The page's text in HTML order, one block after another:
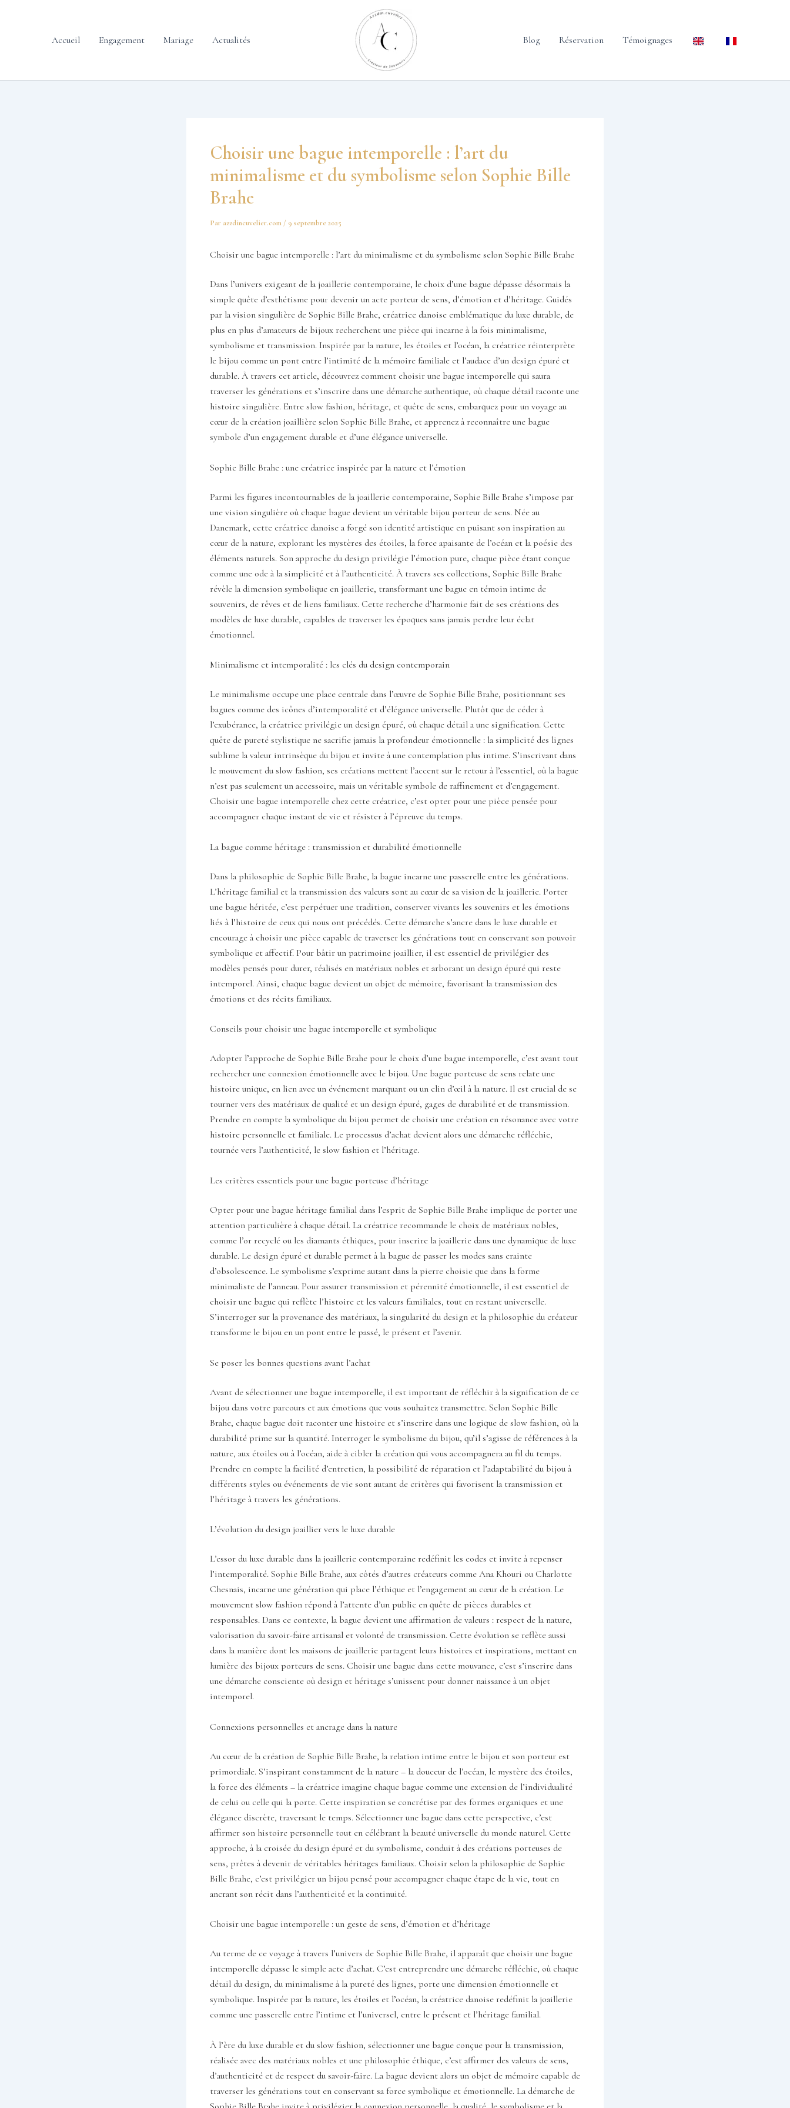
Accueil Engagement Mariage Actualités Blog Réservation Témoignages
Choisir une bague intemporelle : l’art du
minimalisme et du symbolisme selon Sophie Bille
Brahe
Par azzdincuvelier.com / 9 septembre 2025
Choisir une bague intemporelle : l’art du minimalisme et du symbolisme selon Sophie Bille Brahe
Dans l’univers exigeant de la joaillerie contemporaine, le choix d’une bague dépasse désormais la
simple quête d’esthétisme pour devenir un acte porteur de sens, d’émotion et d’héritage. Guidés
par la vision singulière de Sophie Bille Brahe, créatrice danoise emblématique du luxe durable, de
plus en plus d’amateurs de bijoux recherchent une pièce qui incarne à la fois minimalisme,
symbolisme et transmission. Inspirée par la nature, les étoiles et l’océan, la créatrice réinterprète
le bijou comme un pont entre l’intimité de la mémoire familiale et l’audace d’un design épuré et
durable. À travers cet article, découvrez comment choisir une bague intemporelle qui saura
traverser les générations et s’inscrire dans une démarche authentique, où chaque détail raconte une
histoire singulière. Entre slow fashion, héritage, et quête de sens, embarquez pour un voyage au
cœur de la création joaillière selon Sophie Bille Brahe, et apprenez à reconnaître une bague
symbole d’un engagement durable et d’une élégance universelle.
Sophie Bille Brahe : une créatrice inspirée par la nature et l’émotion
Parmi les figures incontournables de la joaillerie contemporaine, Sophie Bille Brahe s’impose par
une vision singulière où chaque bague devient un véritable bijou porteur de sens. Née au
Danemark, cette créatrice danoise a forgé son identité artistique en puisant son inspiration au
cœur de la nature, explorant les mystères des étoiles, la force apaisante de l’océan et la poésie des
éléments naturels. Son approche du design privilégie l’émotion pure, chaque pièce étant conçue
comme une ode à la simplicité et à l’authenticité. À travers ses collections, Sophie Bille Brahe
révèle la dimension symbolique en joaillerie, transformant une bague en témoin intime de
souvenirs, de rêves et de liens familiaux. Cette recherche d’harmonie fait de ses créations des
modèles de luxe durable, capables de traverser les époques sans jamais perdre leur éclat
émotionnel.
Minimalisme et intemporalité : les clés du design contemporain
Le minimalisme occupe une place centrale dans l’œuvre de Sophie Bille Brahe, positionnant ses
bagues comme des icônes d’intemporalité et d’élégance universelle. Plutôt que de céder à
l’exubérance, la créatrice privilégie un design épuré, où chaque détail a une signification. Cette
quête de pureté stylistique ne sacrifie jamais la profondeur émotionnelle : la simplicité des lignes
sublime la valeur intrinsèque du bijou et invite à une contemplation plus intime. S’inscrivant dans
le mouvement du slow fashion, ses créations mettent l’accent sur le retour à l’essentiel, où la bague
n’est pas seulement un accessoire, mais un véritable symbole de raffinement et d’engagement.
Choisir une bague intemporelle chez cette créatrice, c’est opter pour une pièce pensée pour
accompagner chaque instant de vie et résister à l’épreuve du temps.
La bague comme héritage : transmission et durabilité émotionnelle
Dans la philosophie de Sophie Bille Brahe, la bague incarne une passerelle entre les générations.
L’héritage familial et la transmission des valeurs sont au cœur de sa vision de la joaillerie. Porter
une bague héritée, c’est perpétuer une tradition, conserver vivants les souvenirs et les émotions
liés à l’histoire de ceux qui nous ont précédés. Cette démarche s’ancre dans le luxe durable et
encourage à choisir une pièce capable de traverser les générations tout en conservant son pouvoir
symbolique et affectif. Pour bâtir un patrimoine joaillier, il est essentiel de privilégier des
modèles pensés pour durer, réalisés en matériaux nobles et arborant un design épuré qui reste
intemporel. Ainsi, chaque bague devient un objet de mémoire, favorisant la transmission des
émotions et des récits familiaux.
Conseils pour choisir une bague intemporelle et symbolique
Adopter l’approche de Sophie Bille Brahe pour le choix d’une bague intemporelle, c’est avant tout
rechercher une connexion émotionnelle avec le bijou. Une bague porteuse de sens relate une
histoire unique, en lien avec un événement marquant ou un clin d’œil à la nature. Il est crucial de se
tourner vers des matériaux de qualité et un design épuré, gages de durabilité et de transmission.
Prendre en compte la symbolique du bijou permet de choisir une création en résonance avec votre
histoire personnelle et familiale. Le processus d’achat devient alors une démarche réfléchie,
tournée vers l’authenticité, le slow fashion et l’héritage.
Les critères essentiels pour une bague porteuse d’héritage
Opter pour une bague héritage familial dans l’esprit de Sophie Bille Brahe implique de porter une
attention particulière à chaque détail. La créatrice recommande le choix de matériaux nobles,
comme l’or recyclé ou les diamants éthiques, pour inscrire la joaillerie dans une dynamique de luxe
durable. Le design épuré et durable permet à la bague de passer les modes sans crainte
d’obsolescence. Le symbolisme s’exprime autant dans la pierre choisie que dans la forme
minimaliste de l’anneau. Pour assurer transmission et pérennité émotionnelle, il est essentiel de
choisir une bague qui reflète l’histoire et les valeurs familiales, tout en restant universelle.
S’interroger sur la provenance des matériaux, la singularité du design et la philosophie du créateur
transforme le bijou en un pont entre le passé, le présent et l’avenir.
Se poser les bonnes questions avant l’achat
Avant de sélectionner une bague intemporelle, il est important de réfléchir à la signification de ce
bijou dans votre parcours et aux émotions que vous souhaitez transmettre. Selon Sophie Bille
Brahe, chaque bague doit raconter une histoire et s’inscrire dans une logique de slow fashion, où la
durabilité prime sur la quantité. Interroger le symbolisme du bijou, qu’il s’agisse de références à la
nature, aux étoiles ou à l’océan, aide à cibler la création qui vous accompagnera au fil du temps.
Prendre en compte la facilité d’entretien, la possibilité de réparation et l’adaptabilité du bijou à
différents styles ou événements de vie sont autant de critères qui favorisent la transmission et
l’héritage à travers les générations.
L’évolution du design joaillier vers le luxe durable
L’essor du luxe durable dans la joaillerie contemporaine redéfinit les codes et invite à repenser
l’intemporalité. Sophie Bille Brahe, aux côtés d’autres créateurs comme Ana Khouri ou Charlotte
Chesnais, incarne une génération qui place l’éthique et l’engagement au cœur de la création. Le
mouvement slow fashion répond à l’attente d’un public en quête de pièces durables et
responsables. Dans ce contexte, la bague devient une affirmation de valeurs : respect de la nature,
valorisation du savoir-faire artisanal et volonté de transmission. Cette évolution se reflète aussi
dans la manière dont les maisons de joaillerie partagent leurs histoires et inspirations, mettant en
lumière des bijoux porteurs de sens. Choisir une bague dans cette mouvance, c’est s’inscrire dans
une démarche consciente où design et héritage s’unissent pour donner naissance à un objet
intemporel.
Connexions personnelles et ancrage dans la nature
Au cœur de la création de Sophie Bille Brahe, la relation intime entre le bijou et son porteur est
primordiale. S’inspirant constamment de la nature – la douceur de l’océan, le mystère des étoiles,
la force des éléments – la créatrice imagine chaque bague comme une extension de l’individualité
de celui ou celle qui la porte. Cette inspiration se concrétise par des formes organiques et une
élégance discrète, traversant le temps. Sélectionner une bague dans cette perspective, c’est
affirmer son histoire personnelle tout en célébrant la beauté universelle du monde naturel. Cette
approche, à la croisée du design épuré et du symbolisme, conduit à des créations porteuses de
sens, prêtes à devenir de véritables héritages familiaux. Choisir selon la philosophie de Sophie
Bille Brahe, c’est privilégier un bijou pensé pour accompagner chaque étape de la vie, tout en
ancrant son récit dans l’authenticité et la continuité.
Choisir une bague intemporelle : un geste de sens, d’émotion et d’héritage
Au terme de ce voyage à travers l’univers de Sophie Bille Brahe, il apparaît que choisir une bague
intemporelle dépasse le simple acte d’achat. C’est entreprendre une démarche réfléchie, où chaque
détail du design, du minimalisme à la pureté des lignes, porte une dimension émotionnelle et
symbolique. Inspirée par la nature, les étoiles et l’océan, la créatrice danoise redéfinit la joaillerie
comme une passerelle entre l’intime et l’universel, entre le présent et l’héritage familial.
À l’ère du luxe durable et du slow fashion, sélectionner une bague conçue pour la transmission,
réalisée avec des matériaux nobles et une philosophie éthique, c’est affirmer des valeurs de sens,
d’authenticité et de respect du savoir-faire. La bague devient alors un objet de mémoire capable de
traverser les générations tout en conservant sa force symbolique et émotionnelle. La démarche de